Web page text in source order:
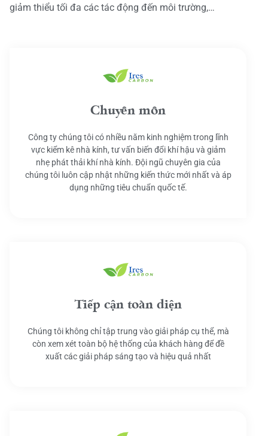
giảm thiểu tối đa các tác động đến môi trường,…
Chuyên môn
Công ty chúng tôi có nhiều năm kinh nghiệm trong lĩnh
vực kiểm kê nhà kính, tư vấn biến đổi khí hậu và giảm
nhẹ phát thải khí nhà kính. Đội ngũ chuyên gia của
chúng tôi luôn cập nhật những kiến thức mới nhất và áp
dụng những tiêu chuẩn quốc tế.
Tiếp cận toàn diện
Chúng tôi không chỉ tập trung vào giải pháp cụ thể, mà
còn xem xét toàn bộ hệ thống của khách hàng để đề
xuất các giải pháp sáng tạo và hiệu quả nhất